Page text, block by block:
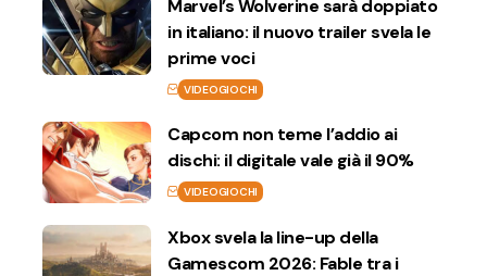
Marvel’s Wolverine sarà doppiato
in italiano: il nuovo trailer svela le
prime voci
VIDEOGIOCHI
Capcom non teme l’addio ai
dischi: il digitale vale già il 90%
VIDEOGIOCHI
Xbox svela la line-up della
Gamescom 2026: Fable tra i